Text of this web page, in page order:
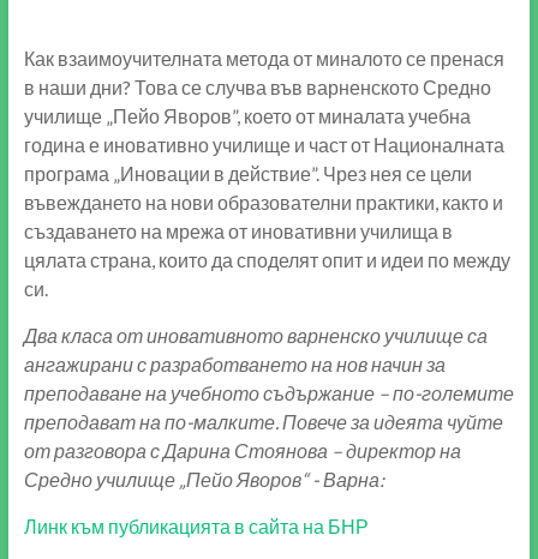
Как взаимоучителната метода от миналото се пренася
в наши дни? Това се случва във варненското Средно
училище „Пейо Яворов”, което от миналата учебна
година е иновативно училище и част от Националната
програма „Иновации в действие”. Чрез нея се цели
въвеждането на нови образователни практики, както и
създаването на мрежа от иновативни училища в
цялата страна, които да споделят опит и идеи по между
си.
Два класа от иновативното варненско училище са
ангажирани с разработването на нов начин за
преподаване на учебното съдържание – по-големите
преподават на по-малките. Повече за идеята чуйте
от разговора с Дарина Стоянова – директор на
Средно училище „Пейо Яворов“ - Варна:
Линк към публикацията в сайта на БНР